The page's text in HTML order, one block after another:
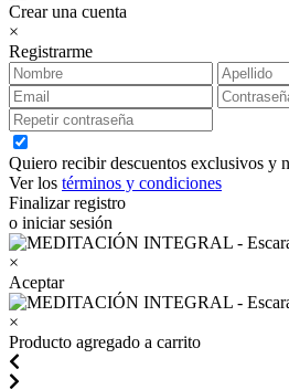
Crear una cuenta
×
Registrarme
Quiero recibir descuentos exclusivos y
Ver los términos y condiciones
Finalizar registro
o iniciar sesión
×
Aceptar
×
Producto agregado a carrito